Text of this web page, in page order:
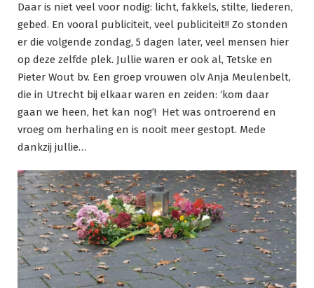
Daar is niet veel voor nodig: licht, fakkels, stilte, liederen,
gebed. En vooral publiciteit, veel publiciteit!! Zo stonden
er die volgende zondag, 5 dagen later, veel mensen hier
op deze zelfde plek. Jullie waren er ook al, Tetske en
Pieter Wout bv. Een groep vrouwen olv Anja Meulenbelt,
die in Utrecht bij elkaar waren en zeiden: ‘kom daar
gaan we heen, het kan nog’! Het was ontroerend en
vroeg om herhaling en is nooit meer gestopt. Mede
dankzij jullie…